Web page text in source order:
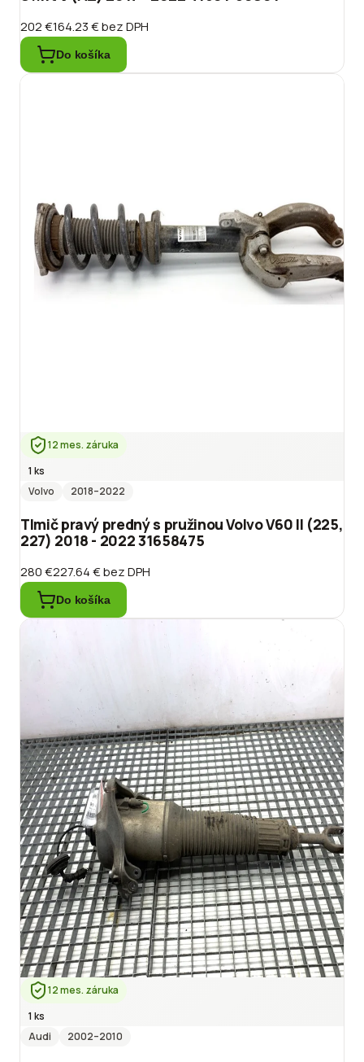
202 €164.23 €bez DPH
Do košíka
12 mes. záruka
1 ks
Volvo
2018–2022
Tlmič pravý predný s pružinou Volvo V60 II (225,
227) 2018 - 2022 31658475
280 €227.64 €bez DPH
Do košíka
12 mes. záruka
1 ks
Audi
2002–2010